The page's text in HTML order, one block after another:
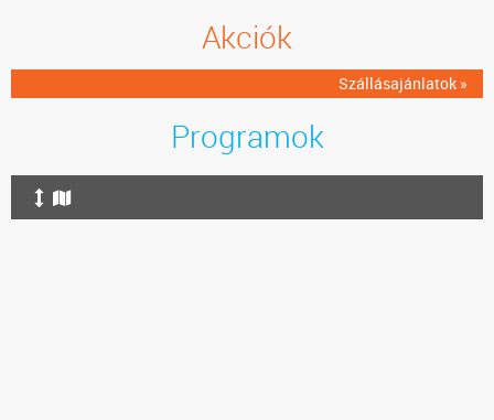
Akciók
Szállásajánlatok »
Programok